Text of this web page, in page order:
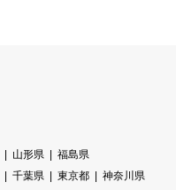
山形県
福島県
千葉県 東京都
神奈川県